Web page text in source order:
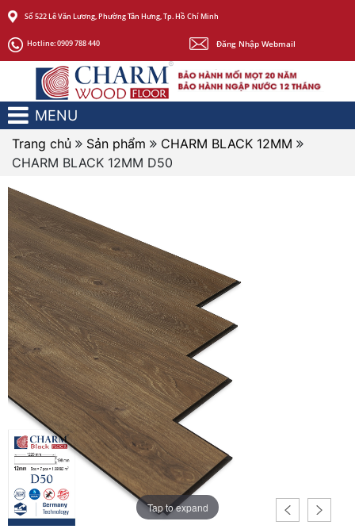
Số 522 Lê Văn Lương, Phường Tân Hưng, Tp. Hồ Chí Minh
Hotline:0909 788 440 Đăng Nhập Webmail
MENU
Trang chủ Sản phẩm
CHARM BLACK 12MM
CHARM BLACK 12MM D50
Tap to expand